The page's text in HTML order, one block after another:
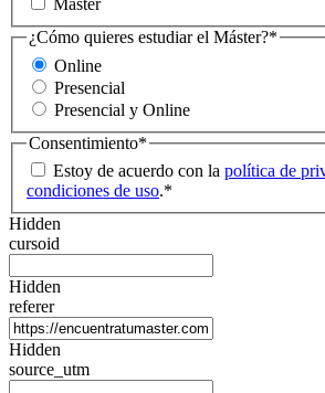
Máster
¿Cómo quieres estudiar el Máster?*
Online
Presencial
Presencial y Online
Consentimiento*
Estoy de acuerdo con la política de
condiciones de uso.*
Hidden
cursoid
Hidden
referer
Hidden
source_utm